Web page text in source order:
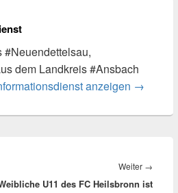
dem Landkreis #Ansbach
anzeigen →
Weiter →
Beitrag:
U11 des FC Heilsbronn ist